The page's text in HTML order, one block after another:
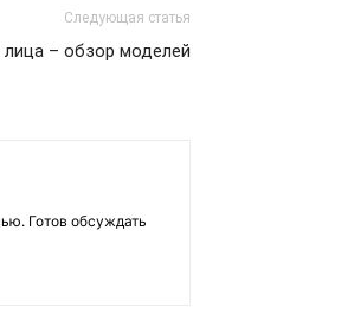
Следующая статья
– обзор моделей
Готов обсуждать